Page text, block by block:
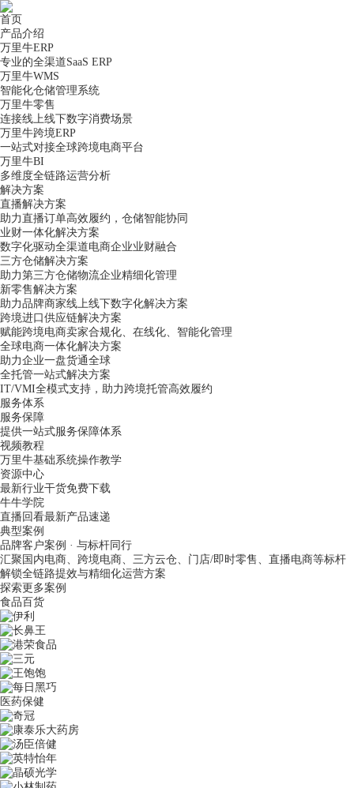
首页
产品介绍
万里牛ERP
专业的全渠道SaaS ERP
万里牛WMS
智能化仓储管理系统
万里牛零售
连接线上线下数字消费场景
万里牛跨境ERP
一站式对接全球跨境电商平台
万里牛BI
多维度全链路运营分析
解决方案
直播解决方案
助力直播订单高效履约，仓储智能协同
业财一体化解决方案
数字化驱动全渠道电商企业业财融合
三方仓储解决方案
助力第三方仓储物流企业精细化管理
新零售解决方案
助力品牌商家线上线下数字化解决方案
跨境进口供应链解决方案
赋能跨境电商卖家合规化、在线化、智能化管理
全球电商一体化解决方案
助力企业一盘货通全球
全托管一站式解决方案
IT/VMI全模式支持，助力跨境托管高效履约
服务体系
服务保障
提供一站式服务保障体系
视频教程
万里牛基础系统操作教学
资源中心
最新行业干货免费下载
牛牛学院
直播回看最新产品速递
典型案例
品牌客户案例 · 与标杆同行
汇聚国内电商、跨境电商、三方云仓、门店/即时零售、直播电商等标杆
解锁全链路提效与精细化运营方案
探索更多案例
食品百货
医药保健